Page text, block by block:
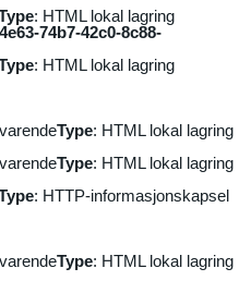
: HTML lokal lagring
74b7-42c0-8c88-
: HTML lokal lagring
Type: HTML lokal lagring
Type: HTML lokal lagring
: HTTP-informasjonskapsel
Type: HTML lokal lagring